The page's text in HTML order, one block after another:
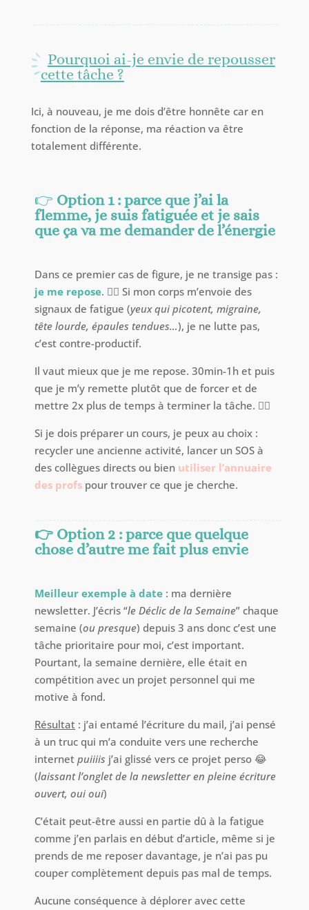
Pourquoi ai-je envie de repousser
cette tâche ?
Ici, à nouveau, je me dois d’être honnête car en
fonction de la réponse, ma réaction va être
totalement différente.
👉 Option 1 : parce que j’ai la
flemme, je suis fatiguée et je sais
que ça va me demander de l’énergie
Dans ce premier cas de figure, je ne transige pas :
je me repose. 🧘‍♀️ Si mon corps m’envoie des
signaux de fatigue (yeux qui picotent, migraine,
tête lourde, épaules tendues…), je ne lutte pas,
c’est contre-productif.
Il vaut mieux que je me repose. 30min-1h et puis
que je m’y remette plutôt que de forcer et de
mettre 2x plus de temps à terminer la tâche. 🤷‍♀️
Si je dois préparer un cours, je peux au choix :
recycler une ancienne activité, lancer un SOS à
des collègues directs ou bien utiliser l’annuaire
des profs pour trouver ce que je cherche.
👉 Option 2 : parce que quelque
chose d’autre me fait plus envie
Meilleur exemple à date : ma dernière
newsletter. J’écris “le Déclic de la Semaine” chaque
semaine (ou presque) depuis 3 ans donc c’est une
tâche prioritaire pour moi, c’est important.
Pourtant, la semaine dernière, elle était en
compétition avec un projet personnel qui me
motive à fond.
Résultat : j’ai entamé l’écriture du mail, j’ai pensé
à un truc qui m’a conduite vers une recherche
internet puiiiis j’ai glissé vers ce projet perso 😂
(laissant l’onglet de la newsletter en pleine écriture
ouvert, oui oui)
C’était peut-être aussi en partie dû à la fatigue
comme j’en parlais en début d’article, même si je
prends de me reposer davantage, je n’ai pas pu
couper complètement depuis pas mal de temps.
Aucune conséquence à déplorer avec cette